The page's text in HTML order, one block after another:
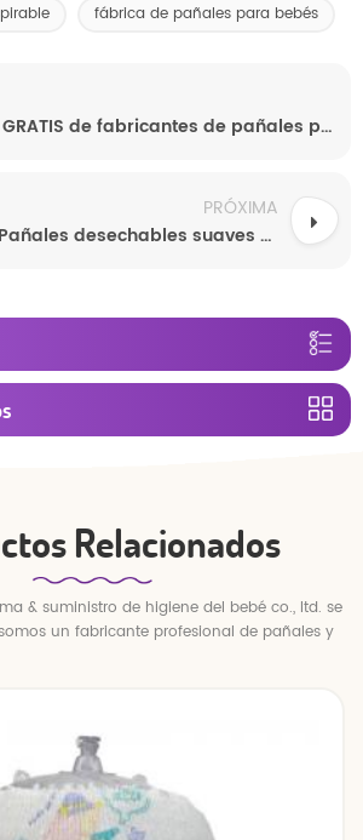
fábrica de pañales para bebés
MUESTRAS GRATIS de fabricantes de pañales para bebés en China Pañales para bebés de alta calidad y moda personalizada
PRÓXIMA
MUESTRA GRATIS Pañales desechables suaves y transpirables SAP de alto rendimiento y absorción para bebés
Relacionados
& suministro de higiene del bebé co., ltd. se
un fabricante profesional de pañales y